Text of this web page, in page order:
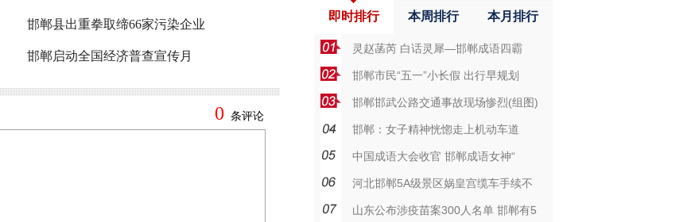
邯郸县出重拳取缔66家污染企业
邯郸启动全国经济普查宣传月
即时排行 本周排行 本月排行
灵赵菡芮 白话灵犀—邯郸成语四霸
邯郸市民“五一”小长假 出行早规划
邯郸邯武公路交通事故现场惨烈(组图)
邯郸：女子精神恍惚走上机动车道
中国成语大会收官 邯郸成语女神“
河北邯郸5A级景区娲皇宫缆车手续不
山东公布涉疫苗案300人名单 邯郸有5